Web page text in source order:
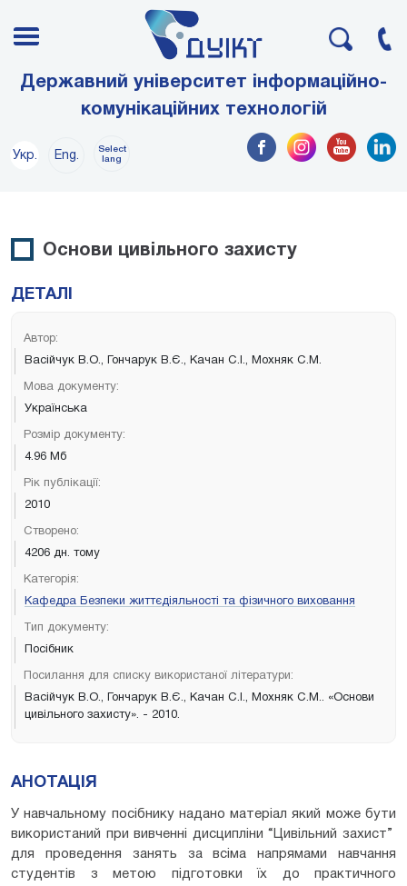
Державний університет інформаційно-
комунікаційних технологій
Укр. Eng.
Select
lang
Основи цивільного захисту
ДЕТАЛІ
Автор:
Васійчук В.О., Гончарук В.Є., Качан С.І., Мохняк С.М.
Мова документу:
Українська
Розмір документу:
4.96 Мб
Рік публікації:
2010
Створено:
4206 дн. тому
Категорія:
Кафедра Безпеки життєдіяльності та фізичного виховання
Тип документу:
Посібник
Посилання для списку використаної літератури:
Васійчук В.О., Гончарук В.Є., Качан С.І., Мохняк С.М.. «Основи
цивільного захисту». - 2010.
АНОТАЦІЯ
У навчальному посібнику надано матеріал який може бути
використаний при вивченні дисципліни “Цивільний захист”
для проведення занять за всіма напрямами навчання
студентів з метою підготовки їх до практичного